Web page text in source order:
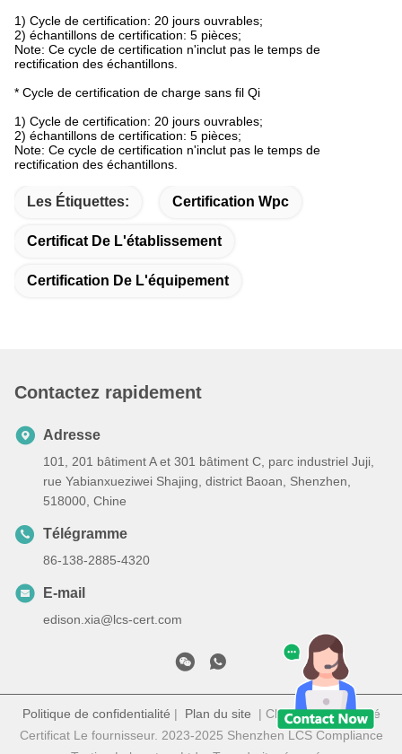
1) Cycle de certification: 20 jours ouvrables;
2) échantillons de certification: 5 pièces;
Note: Ce cycle de certification n'inclut pas le temps de
rectification des échantillons.
* Cycle de certification de charge sans fil Qi
1) Cycle de certification: 20 jours ouvrables;
2) échantillons de certification: 5 pièces;
Note: Ce cycle de certification n'inclut pas le temps de
rectification des échantillons.
Les Étiquettes: Certification Wpc
Certificat De L'établissement
Certification De L'équipement
Contactez rapidement
Adresse
101, 201 bâtiment A et 301 bâtiment C, parc industriel Juji,
rue Yabianxueziwei Shajing, district Baoan, Shenzhen,
518000, Chine
Télégramme
86-138-2885-4320
E-mail
edison.xia@lcs-cert.com
Politique de confidentialité | Plan du site | Chine Bonne qualité
Certificat Le fournisseur. 2023-2025 Shenzhen LCS Compliance